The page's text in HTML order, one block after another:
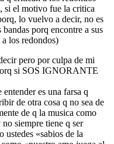
si el motivo fue la critica
lo vuelvo a decir, no es
porq encontre a sus
los redondos)
pero por culpa de mi
si SOS IGNORANTE
es una farsa q
de otra cosa q no sea de
de q la musica como
siempre tiene q ser
«sabios de la